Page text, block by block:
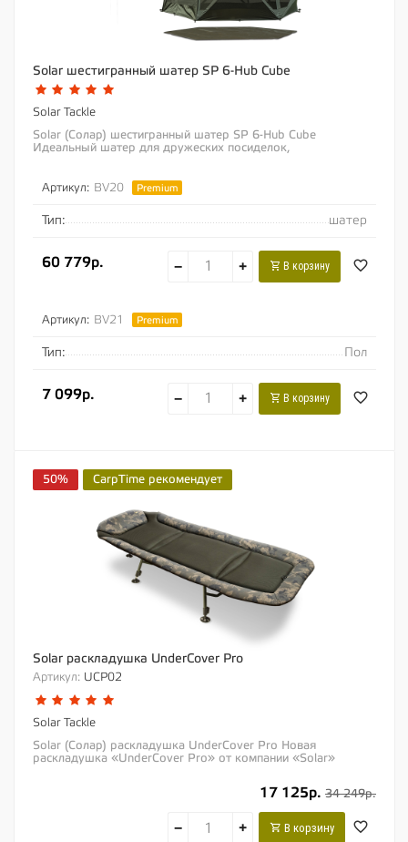
Solar шестигранный шатер SP 6-Hub Cube
Solar Tackle
Solar (Солар) шестигранный шатер SP 6-Hub Cube
Идеальный шатер для дружеских посиделок,
Артикул: BV20 Premium
Тип: шатер
60 779р. − + В корзину
Артикул: BV21 Premium
Тип: Пол
7 099р. − + В корзину
50% CarpTime рекомендует
Solar раскладушка UnderCover Pro
Артикул: UCP02
Solar Tackle
Solar (Солар) раскладушка UnderCover Pro Новая
раскладушка «UnderCover Pro» от компании «Solar»
17 125р. 34 249р.
− + В корзину